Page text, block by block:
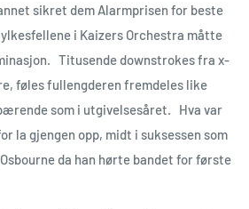
sikret dem Alarmprisen for beste
i Kaizers Orchestra måtte
Titusende downstrokes fra x-
føles fullengderen fremdeles like
som i utgivelsesåret. Hva var
la gjengen opp, midt i suksessen som
da han hørte bandet for første